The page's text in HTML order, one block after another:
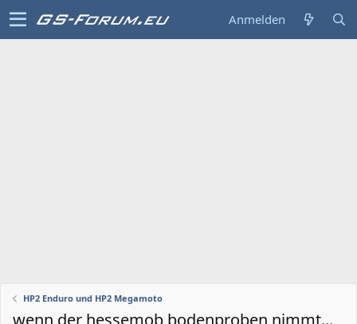
Anmelden
HP2 Enduro und HP2 Megamoto
wenn der hessemob bodenproben nimmt...